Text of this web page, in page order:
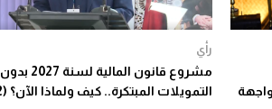
رأي
مشروع قانون المالية لسنة 2027 بدون
التمويلات المبتكرة.. كيف ولماذا الآن؟ (1/2)